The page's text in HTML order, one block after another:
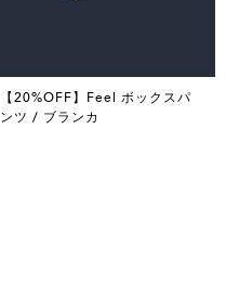
【20%OFF】Feel ボックスパ
ンツ / ブランカ